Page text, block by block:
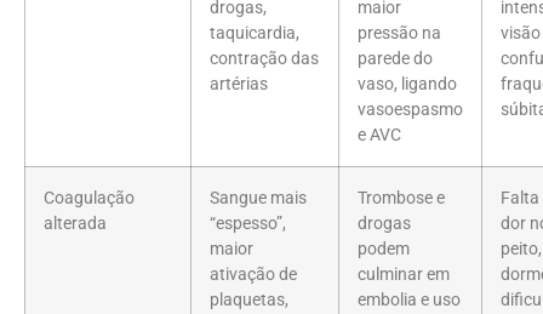
drogas,
taquicardia,
contração das
artérias
maior
pressão na
parede do
vaso, ligando
vasoespasmo
e AVC
Coagulação
alterada
Sangue mais
“espesso”,
maior
ativação de
plaquetas,
Trombose e
drogas
podem
culminar em
embolia e uso
Falta
dor
peito,